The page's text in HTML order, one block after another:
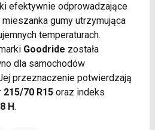
efektywnie odprowadzające
gumy utrzymująca
temperaturach.
Goodride została
dla samochodów
przeznaczenie potwierdzają
215/70 R15oraz indeks
H.